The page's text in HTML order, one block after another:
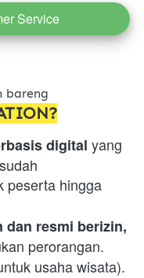
Service
bareng
digital yang
peserta hingga
dan resmi berizin,
perorangan.
usaha wisata).